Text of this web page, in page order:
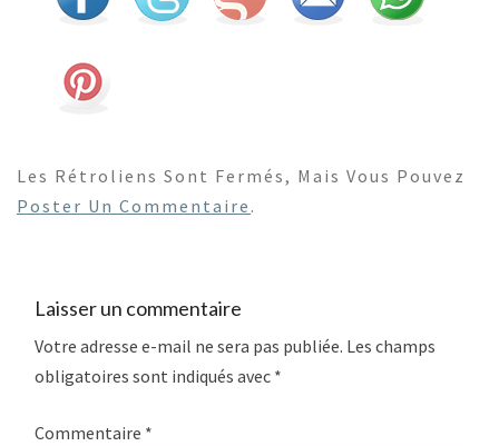
Les Rétroliens Sont Fermés, Mais Vous Pouvez
Poster Un Commentaire .
Laisser un commentaire
Votre adresse e-mail ne sera pas publiée. Les champs
obligatoires sont indiqués avec *
Commentaire *